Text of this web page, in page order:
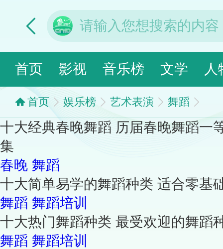
首页 影视 音乐榜 文学 人
首页 娱乐榜 艺术表演 舞蹈
十大经典春晚舞蹈 历届春晚舞蹈一
集
春晚 舞蹈
十大简单易学的舞蹈种类 适合零基
舞蹈 舞蹈培训
十大热门舞蹈种类 最受欢迎的舞蹈
舞蹈 舞蹈培训